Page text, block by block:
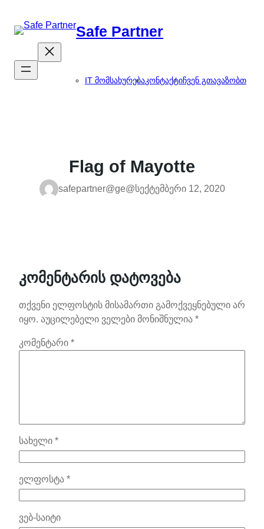
გადასვლა
Safe Partner
IT მომსახურებაკონტაქტიჩვენ გთავაზობთ
Flag of Mayotte
safepartner@ge@სექტემბერი 12, 2020
კომენტარის დატოვება
თქვენი ელფოსტის მისამართი გამოქვეყნებული არ
იყო. აუცილებელი ველები მონიშნულია *
კომენტარი *
სახელი *
ელფოსტა *
ვებ-საიტი